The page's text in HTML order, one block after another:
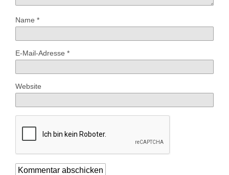
Name *
E-Mail-Adresse *
Website